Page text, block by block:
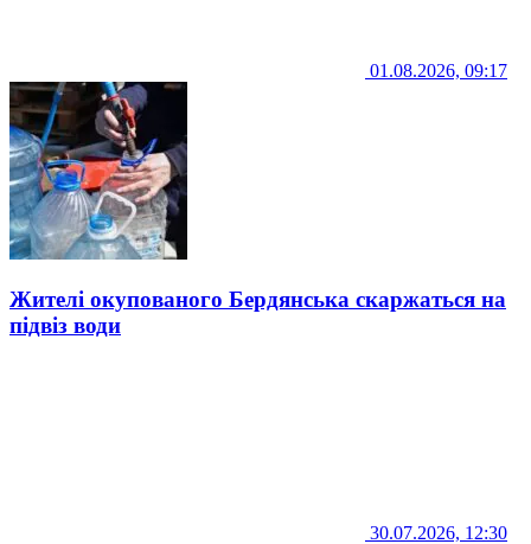
01.08.2026, 09:17
Жителі окупованого Бердянська скаржаться на
підвіз води
30.07.2026, 12:30